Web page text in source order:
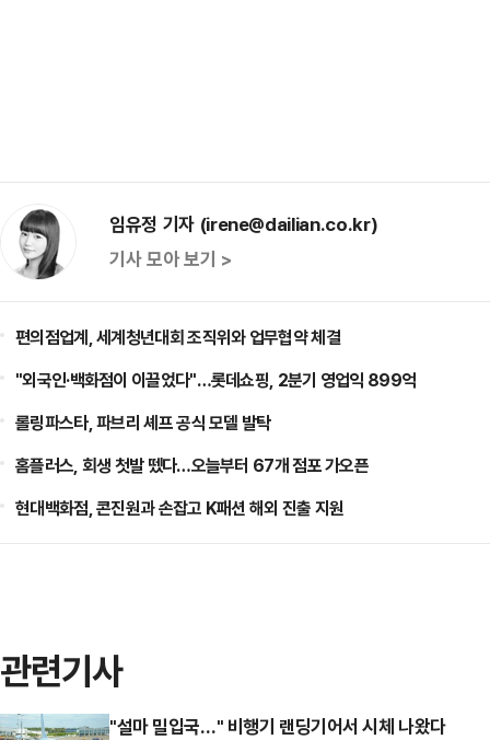
임유정 기자 (irene@dailian.co.kr)
기사 모아 보기 >
편의점업계, 세계청년대회 조직위와 업무협약 체결
"외국인·백화점이 이끌었다"…롯데쇼핑, 2분기 영업익 899억
롤링파스타, 파브리 셰프 공식 모델 발탁
홈플러스, 회생 첫발 뗐다…오늘부터 67개 점포 가오픈
현대백화점, 콘진원과 손잡고 K패션 해외 진출 지원
관련기사
"설마 밀입국…" 비행기 랜딩기어서 시체 나왔다